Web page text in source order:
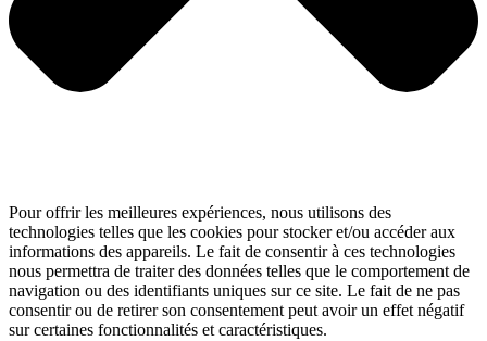
Pour offrir les meilleures expériences, nous utilisons des
technologies telles que les cookies pour stocker et/ou accéder aux
informations des appareils. Le fait de consentir à ces technologies
nous permettra de traiter des données telles que le comportement de
navigation ou des identifiants uniques sur ce site. Le fait de ne pas
consentir ou de retirer son consentement peut avoir un effet négatif
sur certaines fonctionnalités et caractéristiques.